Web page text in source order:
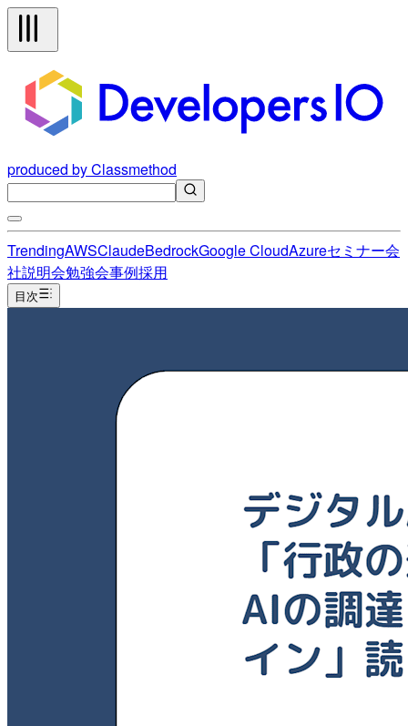
produced by Classmethod
TrendingAWSClaudeBedrockGoogle CloudAzureセミナー会
社説明会勉強会事例採用
目次